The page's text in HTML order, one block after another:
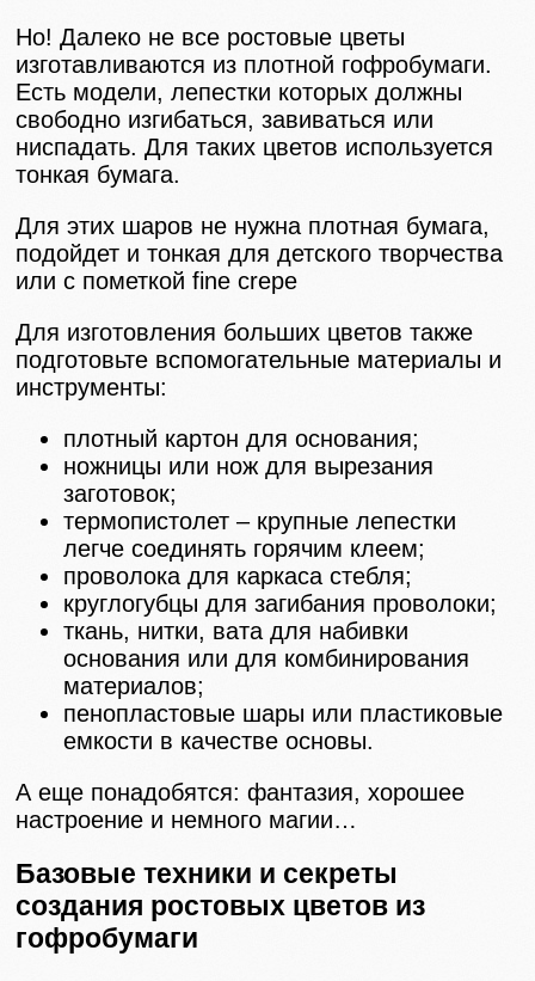
Но! Далеко не все ростовые цветы
изготавливаются из плотной гофробумаги.
Есть модели, лепестки которых должны
свободно изгибаться, завиваться или
ниспадать. Для таких цветов используется
тонкая бумага.
Для этих шаров не нужна плотная бумага,
подойдет и тонкая для детского творчества
или с пометкой fine crepe
Для изготовления больших цветов также
подготовьте вспомогательные материалы и
инструменты:
плотный картон для основания;
ножницы или нож для вырезания
заготовок;
термопистолет – крупные лепестки
легче соединять горячим клеем;
проволока для каркаса стебля;
круглогубцы для загибания проволоки;
ткань, нитки, вата для набивки
основания или для комбинирования
материалов;
пенопластовые шары или пластиковые
емкости в качестве основы.
А еще понадобятся: фантазия, хорошее
настроение и немного магии…
Базовые техники и секреты
создания ростовых цветов из
гофробумаги